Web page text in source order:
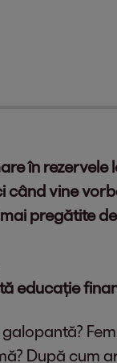
în rezervele
vine
pregătite
educație
După cum